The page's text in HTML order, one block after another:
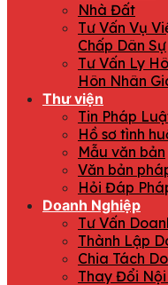
Nhà Đất
Tư Vấn Vụ
Chấp Dân Sự
Tư Vấn Ly
Hôn Nhân
Thư viện
Tin Pháp
Hồ sơ tình
Mẫu văn bản
Văn bản
Hỏi Đáp
Doanh Nghiệp
Tư Vấn
Thành Lập
Chia Tách
Thay Đổi Nội